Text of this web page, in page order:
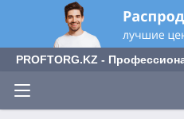
PROFTORG.KZ -